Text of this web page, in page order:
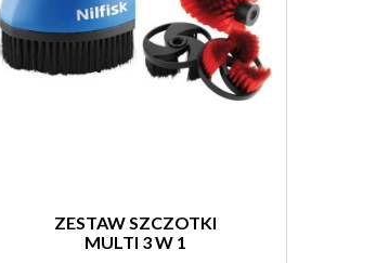
ZESTAW SZCZOTKI
MULTI 3 W 1